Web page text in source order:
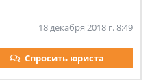
18 декабря 2018 г. 8:49
Спросить юриста